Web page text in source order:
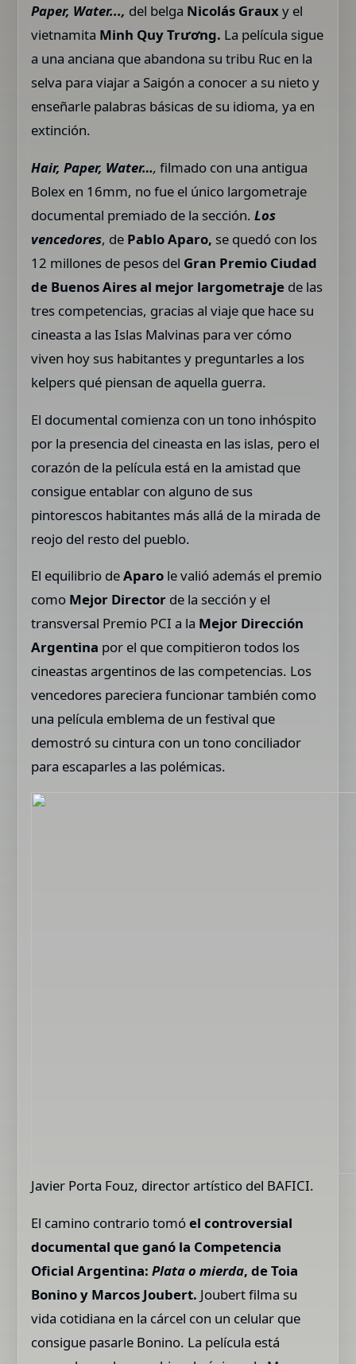
Paper, Water..., del belga Nicolás Grauxy el
vietnamita Minh Quy Trương. La película sigue
a una anciana que abandona su tribu Ruc en la
selva para viajar a Saigón a conocer a su nieto y
enseñarle palabras básicas de su idioma, ya en
extinción.
Hair, Paper, Water…,filmado con una antigua
Bolex en 16mm, no fue el único largometraje
documental premiado de la sección.Los
vencedores, de Pablo Aparo, se quedó con los
12 millones de pesos del Gran Premio Ciudad
de Buenos Aires al mejor largometraje de las
tres competencias, gracias al viaje que hace su
cineasta a las Islas Malvinas para ver cómo
viven hoy sus habitantes y preguntarles a los
kelpers qué piensan de aquella guerra.
El documental comienza con un tono inhóspito
por la presencia del cineasta en las islas, pero el
corazón de la película está en la amistad que
consigue entablar con alguno de sus
pintorescos habitantes más allá de la mirada de
reojo del resto del pueblo.
El equilibrio deAparo le valió además el premio
como Mejor Director de la sección y el
transversal Premio PCI a la Mejor Dirección
Argentina por el que compitieron todos los
cineastas argentinos de las competencias. Los
vencedores pareciera funcionar también como
una película emblema de un festival que
demostró su cintura con un tono conciliador
para escaparles a las polémicas.
Javier Porta Fouz, director artístico del BAFICI.
El camino contrario tomóel controversial
documental que ganó la Competencia
Oficial Argentina:Plata o mierda, de Toia
Bonino y Marcos Joubert. Joubert filma su
vida cotidiana en la cárcel con un celular que
consigue pasarle Bonino. La película está